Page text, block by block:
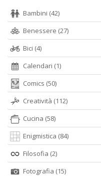
Bambini (42)
Benessere (27)
Bici (4)
Calendari (1)
Comics (50)
Creatività (112)
Cucina (58)
Enigmistica (84)
Filosofia (2)
Fotografia (15)